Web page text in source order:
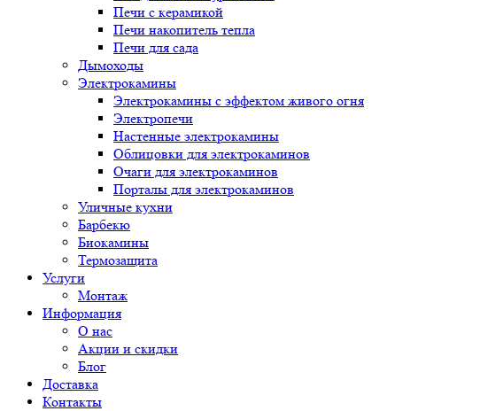
Печи с керамикой
Печи накопитель тепла
Печи для сада
Дымоходы
Электрокамины
Электрокамины с эффектом живого огня
Электропечи
Настенные электрокамины
Облицовки для электрокаминов
Очаги для электрокаминов
Порталы для электрокаминов
Уличные кухни
Барбекю
Биокамины
Термозащита
Услуги
Монтаж
Информация
О нас
Акции и скидки
Блог
Доставка
Контакты